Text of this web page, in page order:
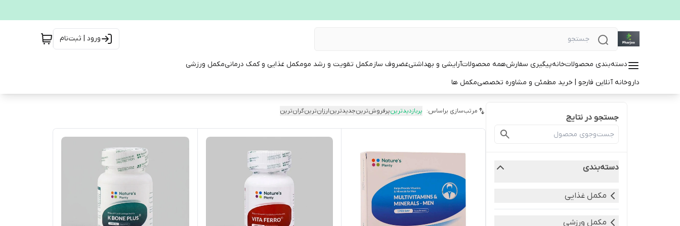
ورود | ثبت‌نام
دسته‌بندی محصولاتخانهپیگیری سفارشهمه محصولاتآرایشی و بهداشتیغضروف سازمکمل تقویت و رشد مومکمل غذایی و کمک درمانیمکمل ورزشی
داروخانه آنلاین فارجو | خرید مطمئن و مشاوره تخصصیمکمل ها
جستجو در نتایج
دسته‌بندی
مکمل غذایی
مکمل ورزشی
مرتب‌سازی براساس: پربازدیدترینپرفروش‌ترینجدیدترینارزان‌ترینگران‌ترین